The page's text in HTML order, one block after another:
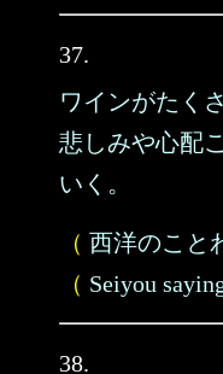
37.
ワインがたく
悲しみや心配
いく。
（ 西洋のこと
（ Seiyou
38.